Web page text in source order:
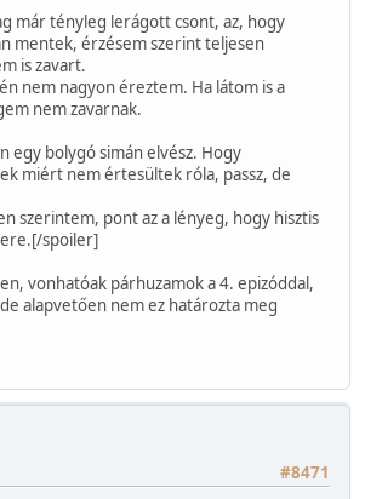
már tényleg lerágott csont, az, hogy
mentek, érzésem szerint teljesen
is zavart.
nem nagyon éreztem. Ha látom is a
nem zavarnak.
egy bolygó simán elvész. Hogy
miért nem értesültek róla, passz, de
szerintem, pont az a lényeg, hogy hisztis
spoiler]
vonhatóak párhuzamok a 4. epizóddal,
alapvetően nem ez határozta meg
#8471